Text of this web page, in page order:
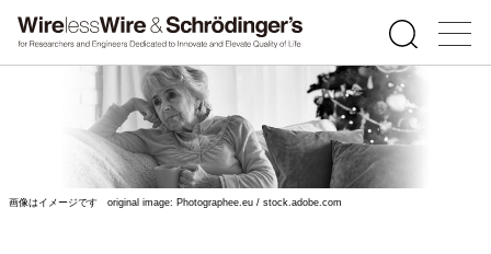
画像はイメージです original image: Photographee.eu / stock.adobe.com